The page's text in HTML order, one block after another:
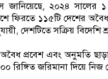
জানিয়েছে, ২০২৪ সালের
ফিরতে ১১৫টি দেশের
দেশটিতে সক্রিয় বিদেশি
প্রবেশ এবং অনুমতি
রিঙ্গিত জরিমানা দিয়ে